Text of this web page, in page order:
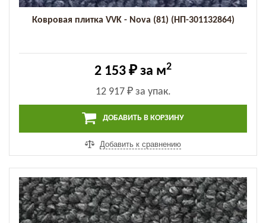
Ковровая плитка VVK - Nova (81) (НП-301132864)
2 153 ₽ за м2
12 917 ₽за упак.
ДОБАВИТЬ В КОРЗИНУ
Добавить к сравнению